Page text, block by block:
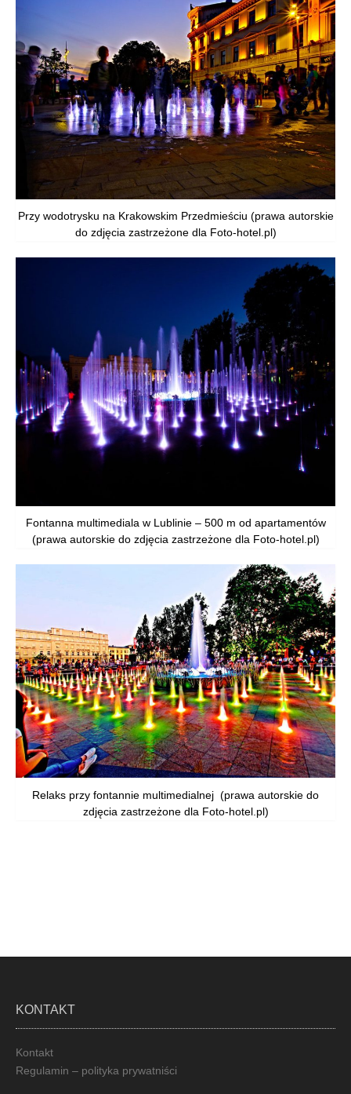
Przy wodotrysku na Krakowskim Przedmieściu (prawa autorskie
do zdjęcia zastrzeżone dla Foto-hotel.pl)
Fontanna multimediala w Lublinie – 500 m od apartamentów
(prawa autorskie do zdjęcia zastrzeżone dla Foto-hotel.pl)
Relaks przy fontannie multimedialnej (prawa autorskie do
zdjęcia zastrzeżone dla Foto-hotel.pl)
KONTAKT
Kontakt
Regulamin – polityka prywatniści